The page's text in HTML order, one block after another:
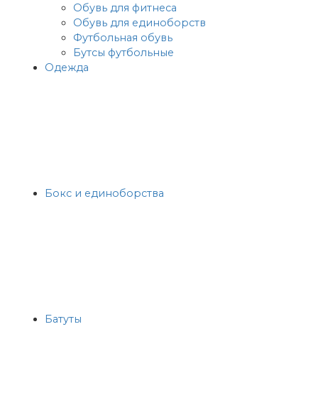
Обувь для фитнеса
Обувь для единоборств
Футбольная обувь
Бутсы футбольные
Одежда
Бокс и единоборства
Батуты